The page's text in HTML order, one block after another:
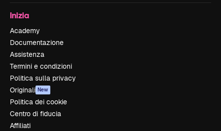
Inizia
Academy
Documentazione
Assistenza
Termini e condizioni
Politica sulla privacy
Originali New
Politica dei cookie
Centro di fiducia
Affiliati